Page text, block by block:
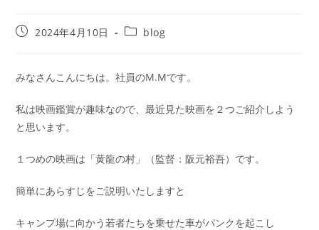
2024年4月10日 blog
みなさんこんにちは。社員のM.Mです。
私は映画鑑賞が趣味なので、最近見た映画を２つご紹介しよう
と思います。
１つめの映画は「黄龍の村」（監督：阪元裕吾）です。
簡単にあらすじをご説明いたしますと
キャンプ場に向かう若者たちを乗せた車がパンクを起こし